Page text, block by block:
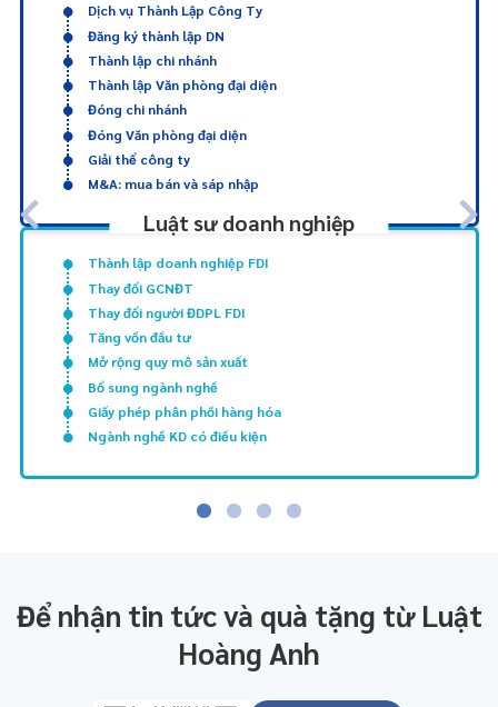
Dịch vụ Thành Lập Công Ty
Đăng ký thành lập DN
Thành lập chi nhánh
Thành lập Văn phòng đại diện
Đóng chi nhánh
Đóng Văn phòng đại diện
Giải thể công ty
M&A: mua bán và sáp nhập
Luật sư doanh nghiệp
Thành lập doanh nghiệp FDI
Thay đổi GCNĐT
Thay đổi người ĐDPL FDI
Tăng vốn đầu tư
Mở rộng quy mô sản xuất
Bổ sung ngành nghề
Giấy phép phân phối hàng hóa
Ngành nghề KD có điều kiện
Để nhận tin tức và quà tặng từ Luật
Hoàng Anh